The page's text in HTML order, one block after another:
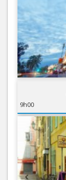
9h00